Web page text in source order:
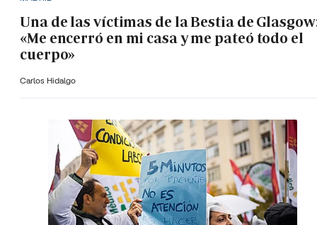
Una de las víctimas de la Bestia de
«Me encerró en mi casa y me pateó todo el
cuerpo»
Carlos Hidalgo